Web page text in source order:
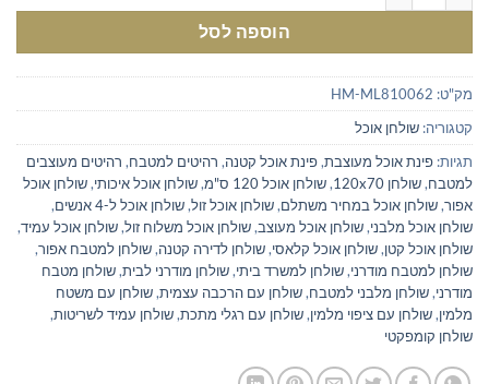
הוספה לסל
מק"ט: HM-ML810062
קטגוריה: שולחן אוכל
תגיות: פינת אוכל מעוצבת,פינת אוכל קטנה, רהיטים למטבח, רהיטים מעוצבים
למטבח,שולחן 120x70 ,שולחן אוכל 120 ס"מ ,שולחן אוכל איכותי,שולחן אוכל
אפור,שולחן אוכל במחיר משתלם,שולחן אוכל זול,שולחן אוכל ל-4 אנשים
,
שולחן אוכל מלבני,שולחן אוכל מעוצב,שולחן אוכל משלוח זול,שולחן אוכל עמיד,
שולחן אוכל קטן,שולחן אוכל קלאסי,שולחן לדירה קטנה,שולחן למטבח אפור,
שולחן למטבח מודרני,שולחן למשרד ביתי,שולחן מודרני לבית,שולחן מטבח
מודרני,שולחן מלבני למטבח,שולחן עם הרכבה עצמית,שולחן עם משטח
מלמין,שולחן עם ציפוי מלמין,שולחן עם רגלי מתכת,שולחן עמיד לשריטות,
שולחן קומפקטי